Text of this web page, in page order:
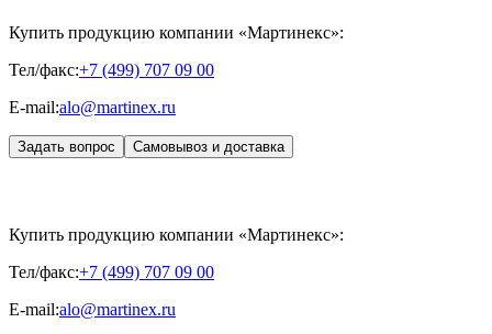
Купить продукцию компании «Мартинекс»:
Тел/факс:+7 (499) 707 09 00
E-mail:alo@martinex.ru
Задать вопрос Самовывоз и доставка
Купить продукцию компании «Мартинекс»:
Тел/факс:+7 (499) 707 09 00
E-mail:alo@martinex.ru